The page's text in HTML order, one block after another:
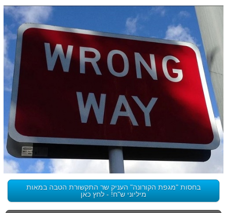
בחסות "מגפת הקורונה" העניק שר התקשורת הטבה במאות
מיליוני ש"ח! - לחץ כאן